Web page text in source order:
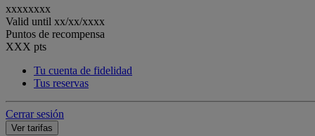
xxxxxxxx
Valid until xx/xx/xxxx
Puntos de recompensa
XXX pts
Tu cuenta de fidelidad
Tus reservas
Cerrar sesión
Ver tarifas